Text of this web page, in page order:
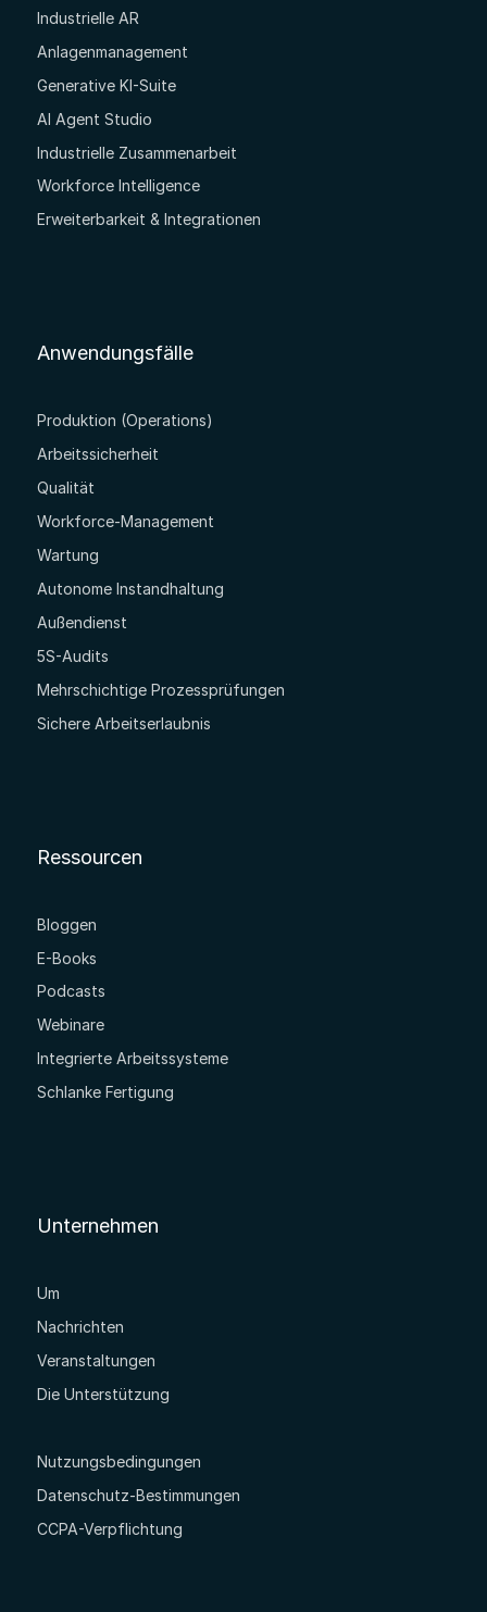
Industrielle AR
Anlagenmanagement
Generative KI-Suite
AI Agent Studio
Industrielle Zusammenarbeit
Workforce Intelligence
Erweiterbarkeit & Integrationen
Anwendungsfälle
Produktion (Operations)
Arbeitssicherheit
Qualität
Workforce-Management
Wartung
Autonome Instandhaltung
Außendienst
5S-Audits
Mehrschichtige Prozessprüfungen
Sichere Arbeitserlaubnis
Ressourcen
Bloggen
E-Books
Podcasts
Webinare
Integrierte Arbeitssysteme
Schlanke Fertigung
Unternehmen
Um
Nachrichten
Veranstaltungen
Die Unterstützung
Nutzungsbedingungen
Datenschutz-Bestimmungen
CCPA-Verpflichtung